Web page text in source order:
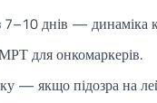
днів — динаміка
для онкомаркерів.
— якщо підозра на